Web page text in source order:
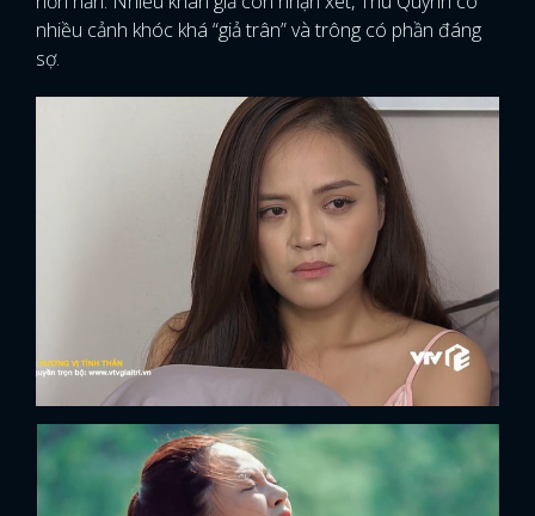
nhiều cảnh khóc khá “giả trân” và trông có phần đáng
sợ.